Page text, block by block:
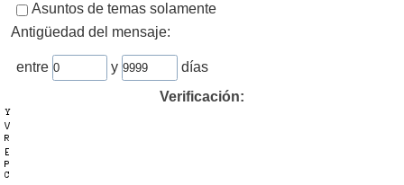
Asuntos de temas solamente
Antigüedad del mensaje:
entre y
días
Verificación: